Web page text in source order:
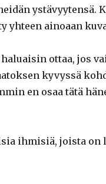
ystävyytensä.
yhteen ainoaan
ottaa, jos
kyvyssä
en osaa tätä
ihmisiä, joista on